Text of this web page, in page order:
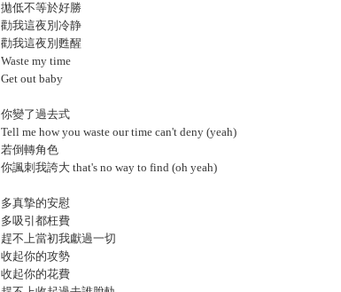
拋低不等於好勝
勸我這夜別冷静
勸我這夜別甦醒
Waste my time
Get out baby
你變了過去式
Tell me how you waste our time can't deny (yeah)
若倒轉角色
你諷刺我誇大 that's no way to find (oh yeah)
多真摯的安慰
多吸引都枉費
趕不上當初我獻過一切
收起你的攻勢
收起你的花費